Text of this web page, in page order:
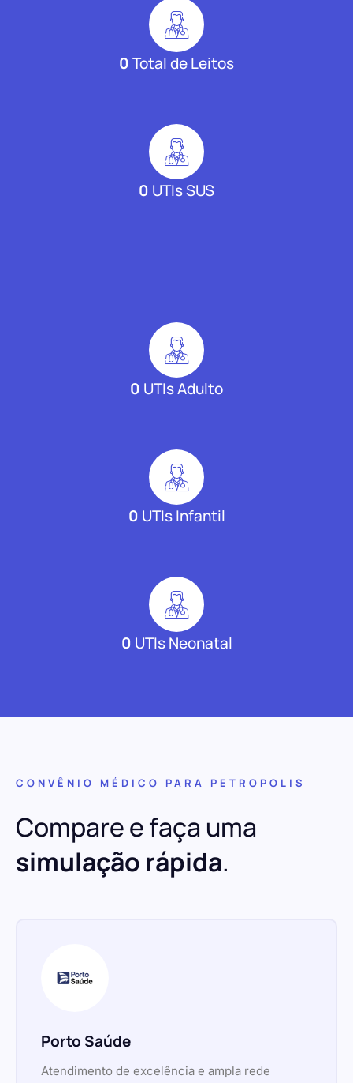
0Total de Leitos
0 UTIs SUS
0 UTIs Adulto
0 UTIs Infantil
0 UTIs Neonatal
CONVÊNIO MÉDICO PARA PETROPOLIS
Compare e faça uma
simulação rápida.
Porto Saúde
Atendimento de excelência e ampla rede